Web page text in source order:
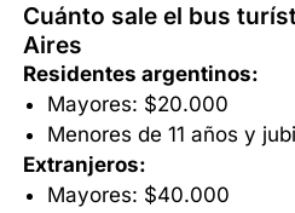
Cuánto sale el bus
Aires
Residentes argentinos:
Mayores: $20.000
Menores de 11 años y
Extranjeros:
Mayores: $40.000